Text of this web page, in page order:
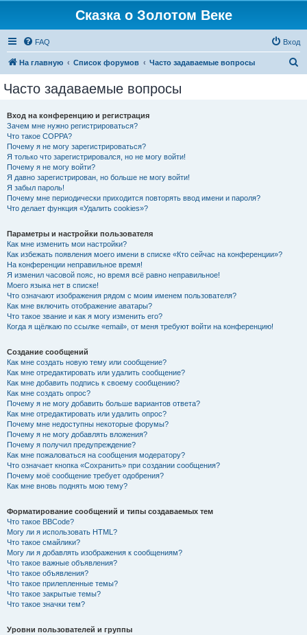
Сказка о Золотом Веке
FAQ Вход
На главную Список форумов Часто задаваемые вопросы
Часто задаваемые вопросы
Вход на конференцию и регистрация
Зачем мне нужно регистрироваться?
Что такое COPPA?
Почему я не могу зарегистрироваться?
Я только что зарегистрировался, но не могу войти!
Почему я не могу войти?
Я давно зарегистрирован, но больше не могу войти!
Я забыл пароль!
Почему мне периодически приходится повторять ввод имени и пароля?
Что делает функция «Удалить cookies»?
Параметры и настройки пользователя
Как мне изменить мои настройки?
Как избежать появления моего имени в списке «Кто сейчас на конференции»?
На конференции неправильное время!
Я изменил часовой пояс, но время всё равно неправильное!
Моего языка нет в списке!
Что означают изображения рядом с моим именем пользователя?
Как мне включить отображение аватары?
Что такое звание и как я могу изменить его?
Когда я щёлкаю по ссылке «email», от меня требуют войти на конференцию!
Создание сообщений
Как мне создать новую тему или сообщение?
Как мне отредактировать или удалить сообщение?
Как мне добавить подпись к своему сообщению?
Как мне создать опрос?
Почему я не могу добавить больше вариантов ответа?
Как мне отредактировать или удалить опрос?
Почему мне недоступны некоторые форумы?
Почему я не могу добавлять вложения?
Почему я получил предупреждение?
Как мне пожаловаться на сообщения модератору?
Что означает кнопка «Сохранить» при создании сообщения?
Почему моё сообщение требует одобрения?
Как мне вновь поднять мою тему?
Форматирование сообщений и типы создаваемых тем
Что такое BBCode?
Могу ли я использовать HTML?
Что такое смайлики?
Могу ли я добавлять изображения к сообщениям?
Что такое важные объявления?
Что такое объявления?
Что такое прилепленные темы?
Что такое закрытые темы?
Что такое значки тем?
Уровни пользователей и группы